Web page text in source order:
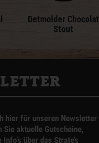
Detmolder Chocolat
Stout
hier für unseren Newsletter
Sie aktuelle Gutscheine,
über das Strate’s